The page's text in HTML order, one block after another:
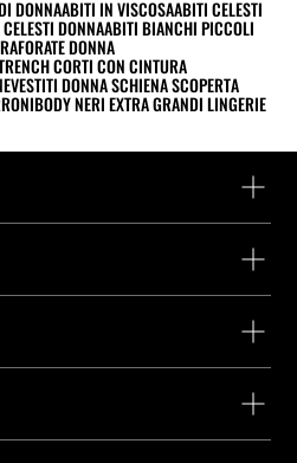
DONNAABITI IN VISCOSAABITI CELESTI
DONNAABITI BIANCHI PICCOLI
DONNA
CORTI CON CINTURA
VESTITI DONNA SCHIENA SCOPERTA
BODY NERI EXTRA GRANDI LINGERIE